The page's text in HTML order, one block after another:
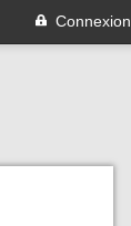
Connexion